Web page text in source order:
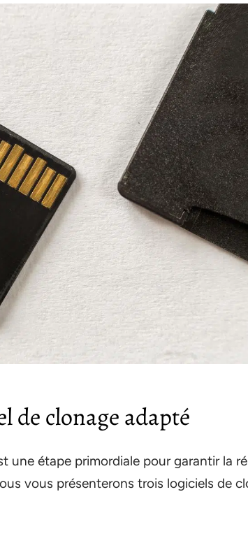
de clonage adapté
une étape primordiale pour garantir la
vous présenterons trois logiciels de